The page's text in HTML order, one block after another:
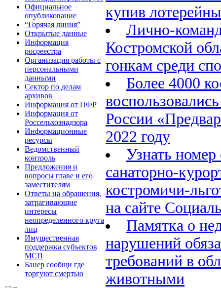
Официальное
опубликование
“Горячая линия”
Открытые данные
Информация
росреестра
Организация работы с
персональными
данными
Сектор по делам
архивов
Информация от ПФР
Информация от
Россельхознадзора
Информационные
ресурсы
Ведомственный
контроль
Предложения и
вопросы главе и его
заместителям
Ответы на обращения,
затрагивающие
интересы
неопределенного круга
лиц
Имущественная
поддержка субъектов
МСП
Банер сообщи где
торгуют смертью
купив
Лично-
Костромской
гонкам среди
Более 4000
России
2022 году
Узнать номер
санаторно-
костромичи-
на сайте
Памятка о
нарушений
требований в
животными